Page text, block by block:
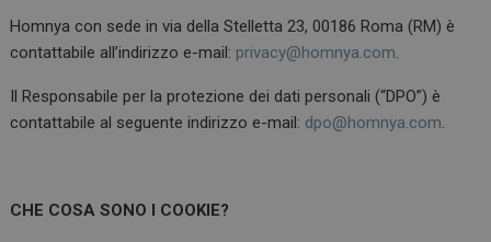
Homnya con sede in via della Stelletta 23, 00186 Roma (RM) è
contattabile all’indirizzo e-mail: privacy@homnya.com
Il Responsabile per la protezione dei dati personali (“DPO”) è
contattabile al seguente indirizzo e-mail: dpo@homnya.com
CHE COSA SONO I COOKIE?